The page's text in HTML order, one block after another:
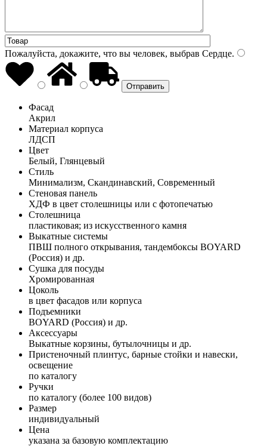
Пожалуйста, докажите, что вы человек, выбрав Сердце.
Фасад
Акрил
Материал корпуса
ЛДСП
Цвет
Белый, Глянцевый
Стиль
Минимализм, Скандинавский, Современный
Стеновая панель
ХДФ в цвет столешницы или с фотопечатью
Столешница
пластиковая; из искусственного камня
Выкатные системы
ПВШ полного открывания, тандембоксы BOYARD
(Россия) и др.
Сушка для посуды
Хромированная
Цоколь
в цвет фасадов или корпуса
Подъемники
BOYARD (Россия) и др.
Аксессуары
Выкатные корзины, бутылочницы и др.
Пристеночный плинтус, барные стойки и навески,
освещение
по каталогу
Ручки
по каталогу (более 100 видов)
Размер
индивидуальный
Цена
указана за базовую комплектацию